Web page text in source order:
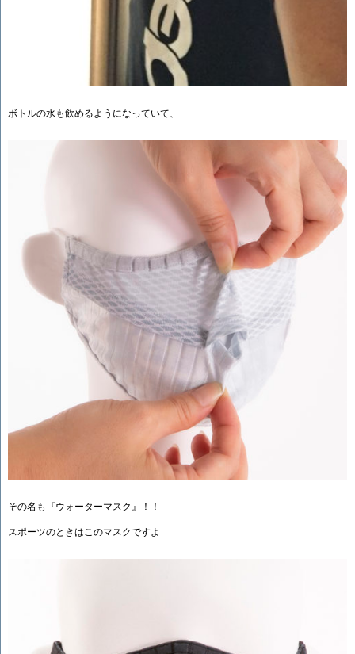
ボトルの水も飲めるようになっていて、
その名も『ウォーターマスク』！！
スポーツのときはこのマスクですよ